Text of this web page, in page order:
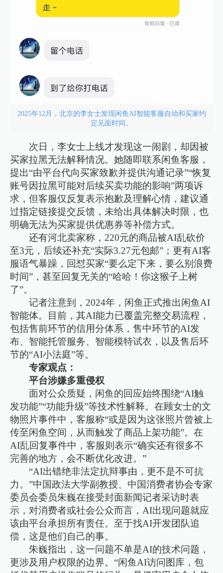
2025年12月，北京的李女士发现闲鱼AI智能客服自动和买家约
定见面时间。
次日，李女士上线才发现这一闹剧，却因被
买家拉黑无法解释情况。她随即联系闲鱼客服，
提出“由平台代向买家致歉并提供沟通记录”“恢复
账号因拉黑可能对后续买卖功能的影响”两项诉
求，但客服仅反复表示抱歉及理解心情，建议通
过指定链接提交反馈，未给出具体解决时限，也
明确无法为买家提供优惠券等补偿方式。
还有河北卖家称，220元的商品被AI乱砍价
至3元，后续还补充“实际3.27元包邮”；更有AI客
服语气暴躁，回怼买家“要么定下来，要么别浪费
时间”，甚至回复无关的“哈哈！你这猴子上树
了”。
记者注意到，2024年，闲鱼正式推出闲鱼AI
智能体。目前，其AI能力已覆盖完整交易流程，
包括售前环节的信用分体系，售中环节的AI发
布、智能托管服务、智能模特试衣，以及售后环
节的“AI小法庭”等。
专家观点：
平台涉嫌多重侵权
面对公众质疑，闲鱼的回应始终围绕“AI触
发功能”“功能升级”等技术性解释。在顾女士的文
物照片事件中，客服称“或是因为这张照片曾被上
传至闲鱼空间，从而触发了商品上架功能”。在
AI乱回复事件中，客服则表示“确实还有很多不
完善的地方，会不断优化改进。”
“AI出错绝非法定抗辩事由，更不是不可抗
力。”中国政法大学副教授、中国消费者协会专家
委员会委员朱巍在接受封面新闻记者采访时表
示，对消费者或社会公众而言，AI出现问题就应
该由平台承担所有责任。至于找AI开发团队追
偿，这是他们自己的事。
朱巍指出，这一问题不单是AI的技术问题，
更涉及用户权限的边界。“闲鱼AI访问图库，包